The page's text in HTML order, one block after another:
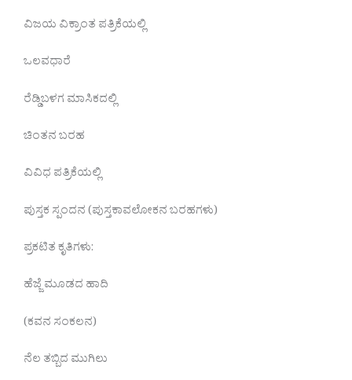
ವಿಜಯ ವಿಕ್ರಾಂತ ಪತ್ರಿಕೆಯಲ್ಲಿ
ಒಲವಧಾರೆ
ರೆಡ್ಡಿಬಳಗ ಮಾಸಿಕದಲ್ಲಿ
ಚಿಂತನ ಬರಹ
ವಿವಿಧ ಪತ್ರಿಕೆಯಲ್ಲಿ
ಪುಸ್ತಕ ಸ್ಪಂದನ (ಪುಸ್ತಕಾವಲೋಕನ ಬರಹಗಳು)
ಪ್ರಕಟಿತ ಕೃತಿಗಳು:
ಹೆಜ್ಜೆ ಮೂಡದ ಹಾದಿ
(ಕವನ ಸಂಕಲನ)
ನೆಲ ತಬ್ಬಿದ ಮುಗಿಲು